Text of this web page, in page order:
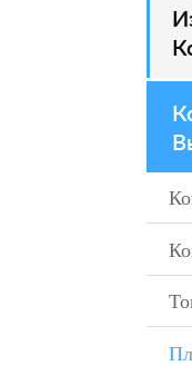
–
–
–
–
–
–